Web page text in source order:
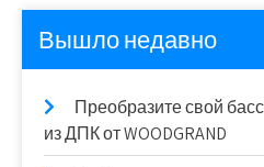
Вышло недавно
Преобразите свой
из ДПК от WOODGRAND